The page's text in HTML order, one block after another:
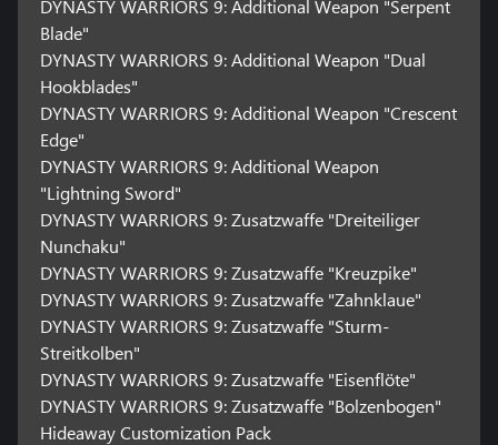
DYNASTY WARRIORS 9: Additional Weapon "Serpent
Blade"
DYNASTY WARRIORS 9: Additional Weapon "Dual
Hookblades"
DYNASTY WARRIORS 9: Additional Weapon "Crescent
Edge"
DYNASTY WARRIORS 9: Additional Weapon
"Lightning Sword"
DYNASTY WARRIORS 9: Zusatzwaffe "Dreiteiliger
Nunchaku"
DYNASTY WARRIORS 9: Zusatzwaffe "Kreuzpike"
DYNASTY WARRIORS 9: Zusatzwaffe "Zahnklaue"
DYNASTY WARRIORS 9: Zusatzwaffe "Sturm-
Streitkolben"
DYNASTY WARRIORS 9: Zusatzwaffe "Eisenflöte"
DYNASTY WARRIORS 9: Zusatzwaffe "Bolzenbogen"
Hideaway Customization Pack